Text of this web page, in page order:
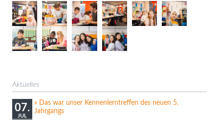
Aktuelles
07.
JUL
Das war unser Kennenlerntreffen des neuen 5.
Jahrgangs